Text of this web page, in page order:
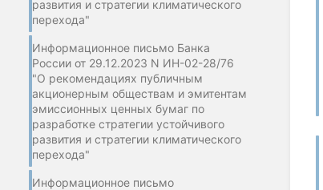
развития и стратегии климатического
перехода"
Информационное письмо Банка
России от 29.12.2023 N ИН-02-28/76
"О рекомендациях публичным
акционерным обществам и эмитентам
эмиссионных ценных бумаг по
разработке стратегии устойчивого
развития и стратегии климатического
перехода"
Информационное письмо